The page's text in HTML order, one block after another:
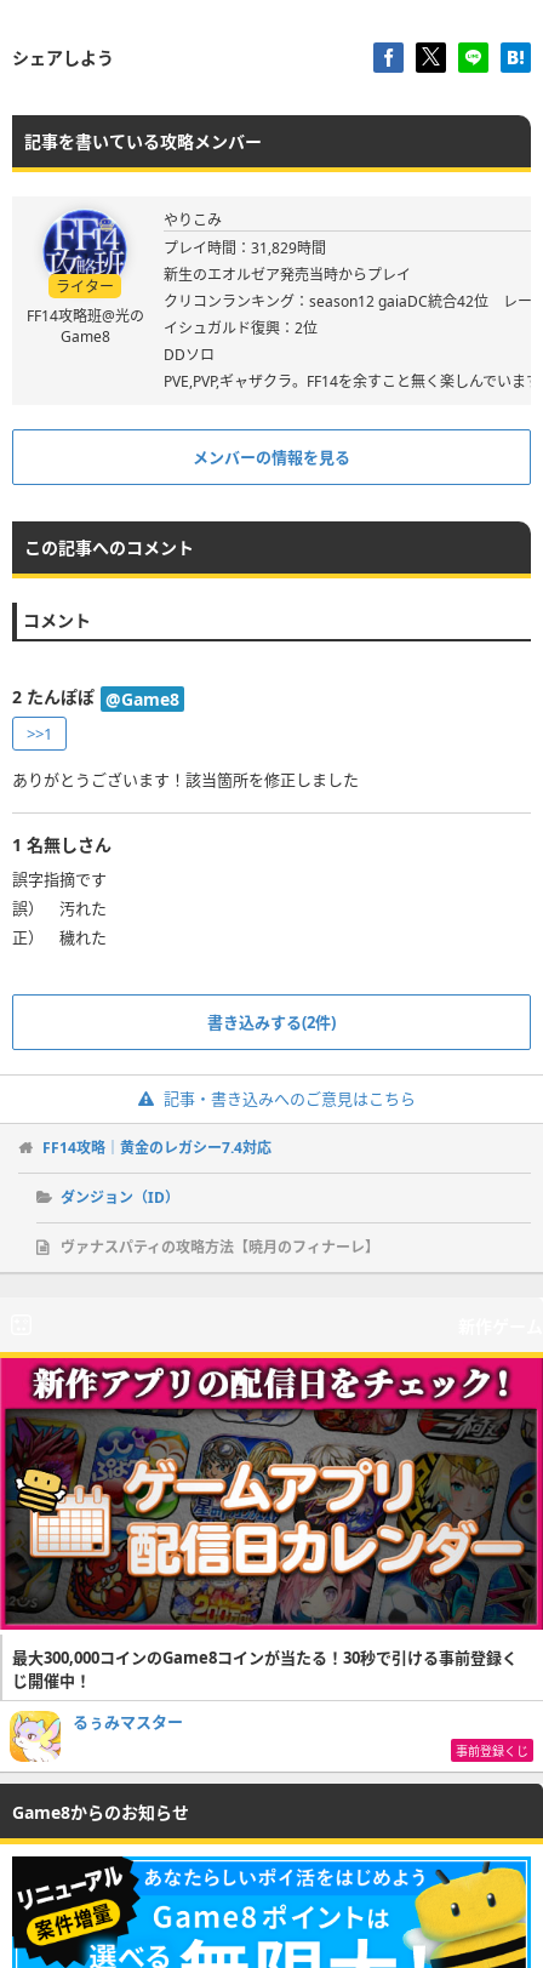
シェアしよう
記事を書いている攻略メンバー
ライター
FF14攻略班@光の
Game8
やりこみ
プレイ時間：31,829時間
新生のエオルゼア発売当時からプレイ
クリコンランキング：season12 gaiaDC統合42位 レー
イシュガルド復興：2位
DDソロ
PVE,PVP,ギャザクラ。FF14を余すこと無く楽しんでいま
メンバーの情報を見る
この記事へのコメント
コメント
2 たんぽぽ @Game8
>>1
ありがとうございます！該当箇所を修正しました
1 名無しさん
誤字指摘です
誤） 汚れた
正） 穢れた
書き込みする(2件)
記事・書き込みへのご意見はこちら
FF14攻略｜黄金のレガシー7.4対応
ダンジョン（ID）
ヴァナスパティの攻略方法【暁月のフィナーレ】
最大300,000コインのGame8コインが当たる！30秒で引ける事前登録く
じ開催中！
るぅみマスター
事前登録くじ
Game8からのお知らせ